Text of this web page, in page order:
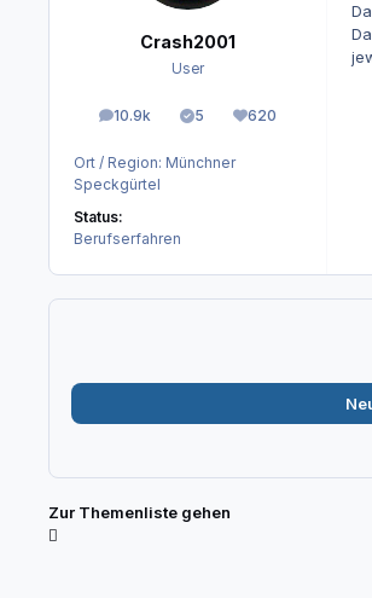
Crash2001
User
10.9k
Beiträge 5
Lösungen620
Reputation
Ort / Region: Münchner
Speckgürtel
Status:
Berufserfahren
Zur Themenliste gehen